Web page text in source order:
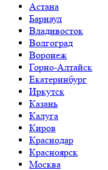
Астана
Барнаул
Владивосток
Волгоград
Воронеж
Горно-Алтайск
Екатеринбург
Иркутск
Казань
Калуга
Киров
Краснодар
Красноярск
Москва